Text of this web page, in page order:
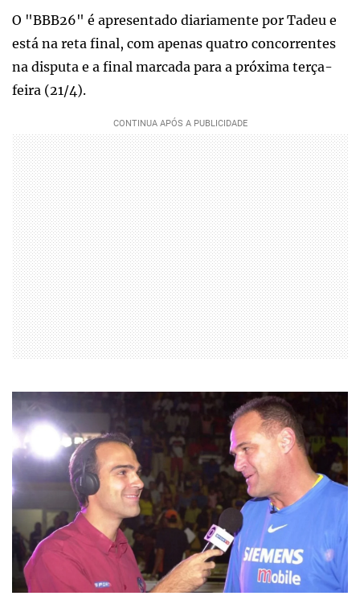
O "BBB26" é apresentado diariamente por Tadeu e
está na reta final, com apenas quatro concorrentes
na disputa e a final marcada para a próxima terça-
feira (21/4).